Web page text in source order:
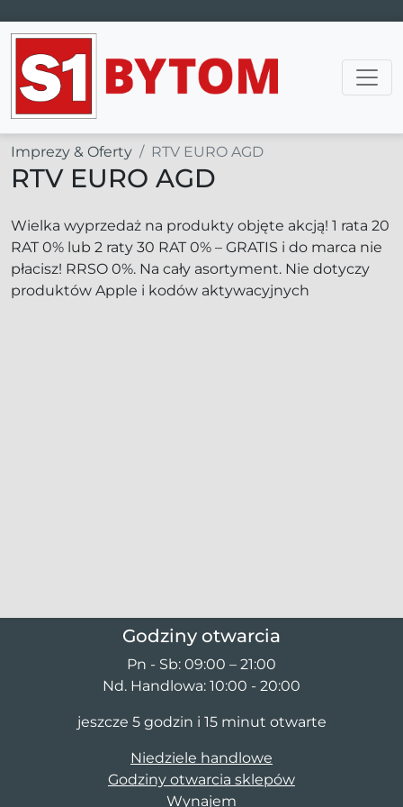
Main Navigation
Imprezy & Oferty RTV EURO AGD
RTV EURO AGD
Wielka wyprzedaż na produkty objęte akcją! 1 rata 20
RAT 0% lub 2 raty 30 RAT 0% – GRATIS i do marca nie
płacisz! RRSO 0%. Na cały asortyment. Nie dotyczy
produktów Apple i kodów aktywacyjnych
Godziny otwarcia
Pn - Sb: 09:00 – 21:00
Nd. Handlowa: 10:00 - 20:00
jeszcze 5 godzin i 15 minut otwarte
Niedziele handlowe
Godziny otwarcia sklepów
Wynajem